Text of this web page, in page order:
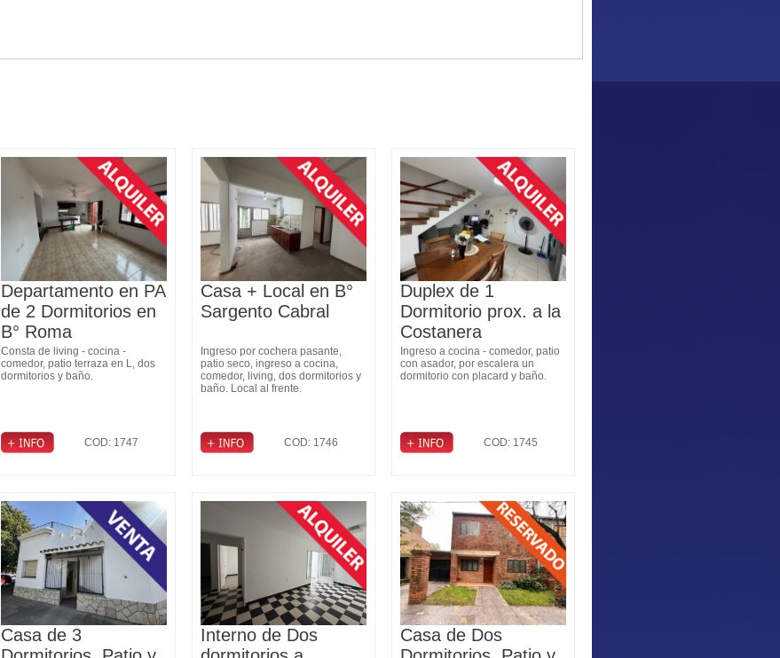
Departamento en PA
de 2 Dormitorios en
B° Roma
Consta de living - cocina -
comedor, patio terraza en L, dos
dormitorios y baño.
COD: 1747
Casa + Local en B°
Sargento Cabral
Ingreso por cochera pasante,
patio seco, ingreso a cocina,
comedor, living, dos dormitorios y
baño. Local al frente.
COD: 1746
Duplex de 1
Dormitorio prox. a la
Costanera
Ingreso a cocina - comedor, patio
con asador, por escalera un
dormitorio con placard y baño.
COD: 1745
Casa de 3
Interno de Dos
Casa de Dos